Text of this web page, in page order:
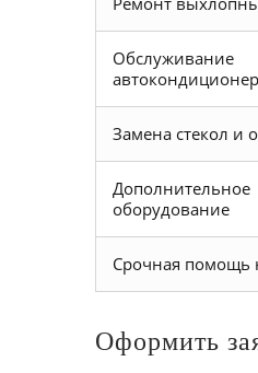
Обслуживание
Замена стекол и
Дополнительное
оборудование
Срочная помощь
Оформить